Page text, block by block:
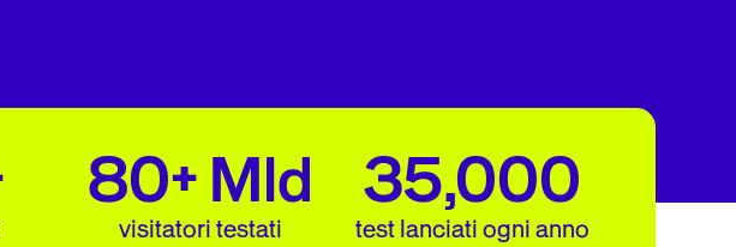
80+ Mld
visitatori testati
35,000
test lanciati ogni anno